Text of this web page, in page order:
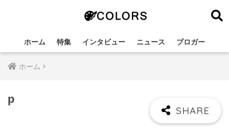
ホーム 特集 インタビュー ニュース ブロガー
ホーム
p